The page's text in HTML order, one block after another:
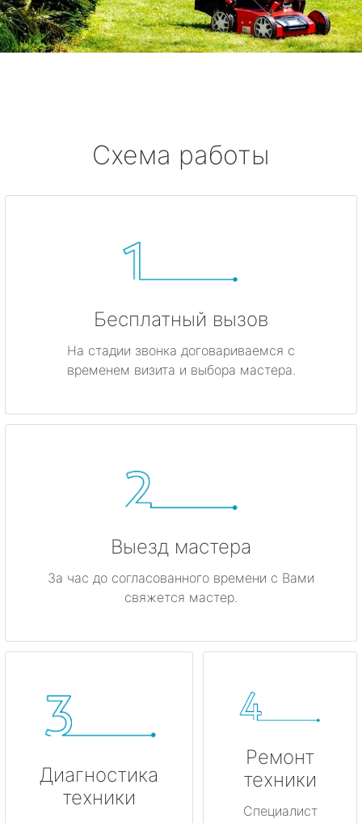
Тярлево
Смолячково
Высоцк
Гатчина
Кириши
Коммунар
Кудрово
Лодейное Поле
Луга
Любань
Схема работы
Бесплатный вызов
На стадии звонка договариваемся с
временем визита и выбора мастера.
Выезд мастера
За час до согласованного времени с Вами
свяжется мастер.
Диагностика
техники
Ремонт
техники
Специалист